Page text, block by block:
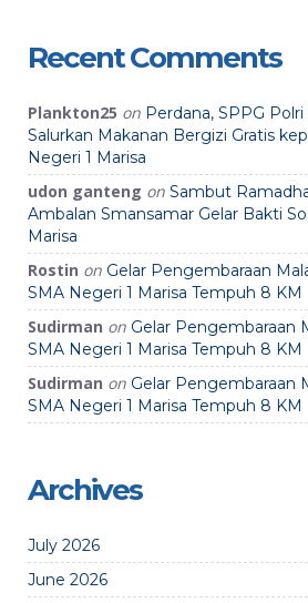
Recent Comments
Plankton25 on Perdana, SPPG
Salurkan Makanan Bergizi Gratis
Negeri 1 Marisa
udon ganteng on Sambut
Ambalan Smansamar Gelar Bakti
Marisa
Rostin on Gelar Pengembaraan
SMA Negeri 1 Marisa Tempuh 8 KM
Sudirman on Gelar Pengembaraan
SMA Negeri 1 Marisa Tempuh 8 KM
Sudirman on Gelar Pengembaraan
SMA Negeri 1 Marisa Tempuh 8 KM
Archives
July 2026
June 2026